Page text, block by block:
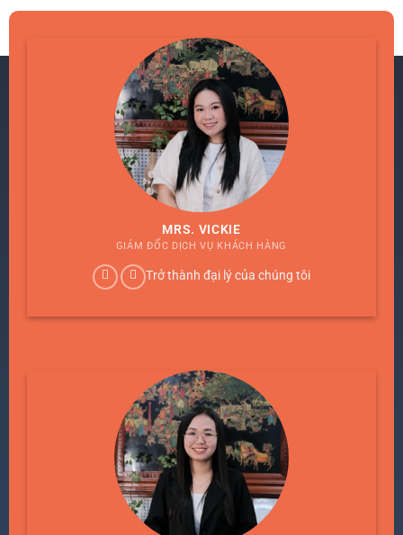
MRS. VICKIE
GIÁM ĐỐC DỊCH VỤ KHÁCH HÀNG
Trở thành đại lý của chúng tôi